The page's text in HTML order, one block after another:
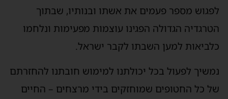
לפגוש מספר פעמים את אשתו ובנותיו, שבתוך
הטרגדיה הגדולה הפגינו עוצמות מפעימות ונלחמו
כלביאות למען השבתו לקבר ישראל.
נמשיך לפעול בכל יכולתנו למימוש חובתנו להחזרתם
של כל החטופים שמוחזקים בידי מרצחים – החיים